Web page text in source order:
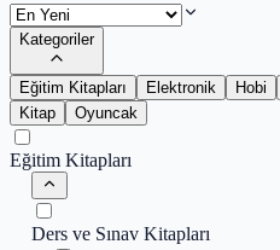
Kategoriler
Eğitim Kitapları Elektronik Hobi
Kitap
Oyuncak
Eğitim Kitapları
Ders ve Sınav Kitapları